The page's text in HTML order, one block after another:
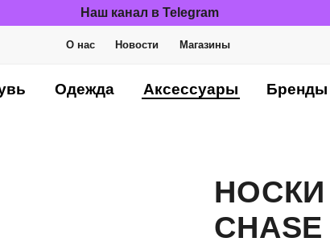
Наш канал в Telegram
О нас Новости Магазины
Одежда Аксессуары Бренды
НОСКИ
CHASE